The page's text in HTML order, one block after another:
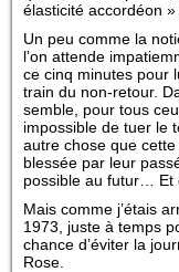
élasticité accordéon »
Un peu comme la
l’on attende
ce cinq minutes pour
train du non-retour.
semble, pour tous
impossible de tuer le
autre chose que
blessée par leur
possible au futur… Et
Mais comme j’étais
1973, juste à temps
chance d’éviter la
Rose.